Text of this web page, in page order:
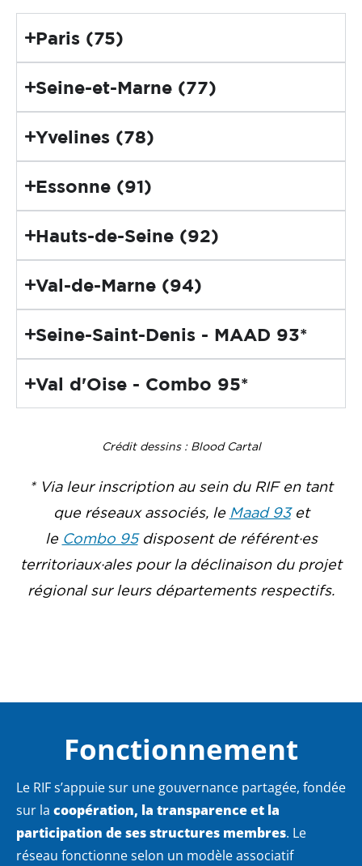
Paris (75)
Seine-et-Marne (77)
Yvelines (78)
Essonne (91)
Hauts-de-Seine (92)
Val-de-Marne (94)
Seine-Saint-Denis - MAAD 93*
Val d'Oise - Combo 95*
Crédit dessins : Blood Cartal
* Via leur inscription au sein du RIF en tant
que réseaux associés, le Maad 93et
le Combo 95disposent de référent·es
territoriaux·ales pour la déclinaison du projet
régional sur leurs départements respectifs.
Fonctionnement
Le RIF s’appuie sur une gouvernance partagée, fondée
sur la coopération, la transparence et la
participation de ses structures membres. Le
réseau fonctionne selon un modèle associatif